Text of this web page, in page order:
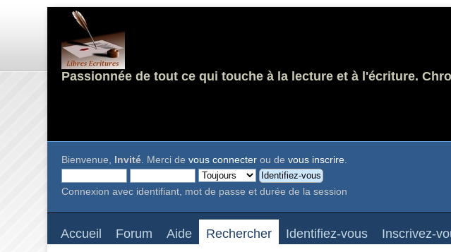
Passionnée de tout ce qui touche à la lecture et à l'écriture.
Bienvenue, Invité. Merci devous connecter ou devous inscrire.
Connexion avec identifiant, mot de passe et durée de la session
Accueil Forum Aide Rechercher Identifiez-vous Inscrivez-